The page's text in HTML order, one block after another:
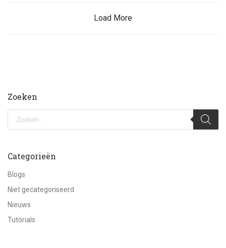
Load More
Zoeken
Producten
zoeken
Categorieën
Blogs
Niet gecategoriseerd
Nieuws
Tutorials